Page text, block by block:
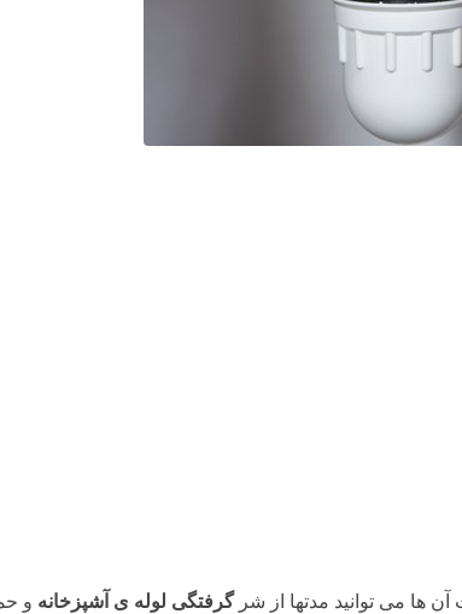
آن ها می توانید مدتها از شرگرفتگی لوله ی آشپزخانه و